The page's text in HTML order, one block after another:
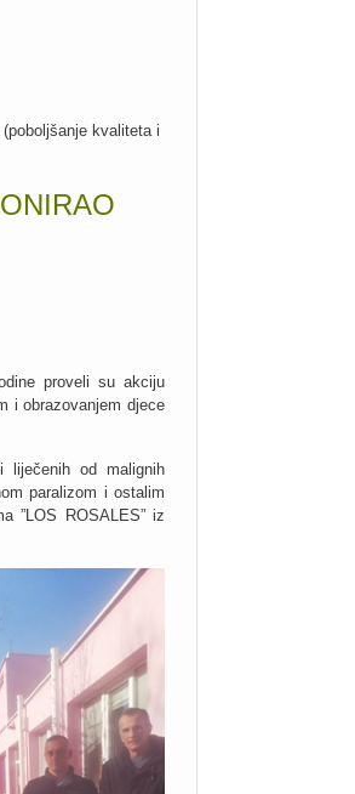
kvaliteta i
proveli su akciju
i obrazovanjem djece
liječenih od malignih
paralizom i ostalim
”LOS ROSALES” iz